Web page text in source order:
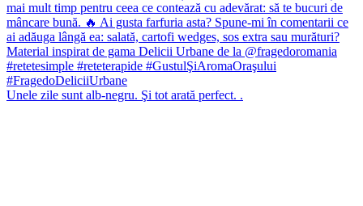
Unele zile sunt alb-negru. Şi tot arată perfect. .